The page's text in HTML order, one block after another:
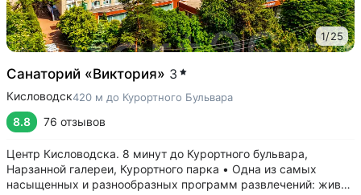
1/25
Санаторий «Виктория» 3
Кисловодск420 м до Курортного Бульвара
8.8 76 отзывов
Центр Кисловодска. 8 минут до Курортного бульвара,
Нарзанной галереи, Курортного парка • Одна из самых
насыщенных и разнообразных программ развлечений: живая